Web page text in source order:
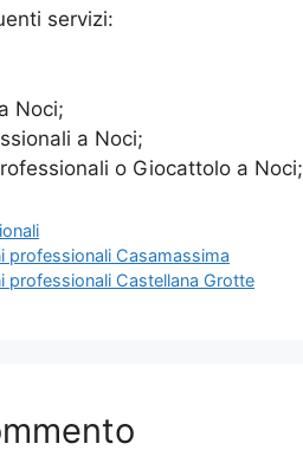
servizi:
Noci;
a Noci;
o Giocattolo a Noci;
professionali Casamassima
professionali Castellana Grotte